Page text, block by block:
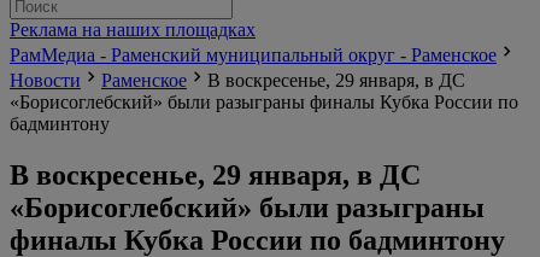
Реклама на наших площадках
РамМедиа - Раменский муниципальный округ - Раменское
Новости
Раменское
В воскресенье, 29 января, в ДС
«Борисоглебский» были разыграны финалы Кубка России по
бадминтону
В воскресенье, 29 января, в ДС
«Борисоглебский» были разыграны
финалы Кубка России по бадминтону